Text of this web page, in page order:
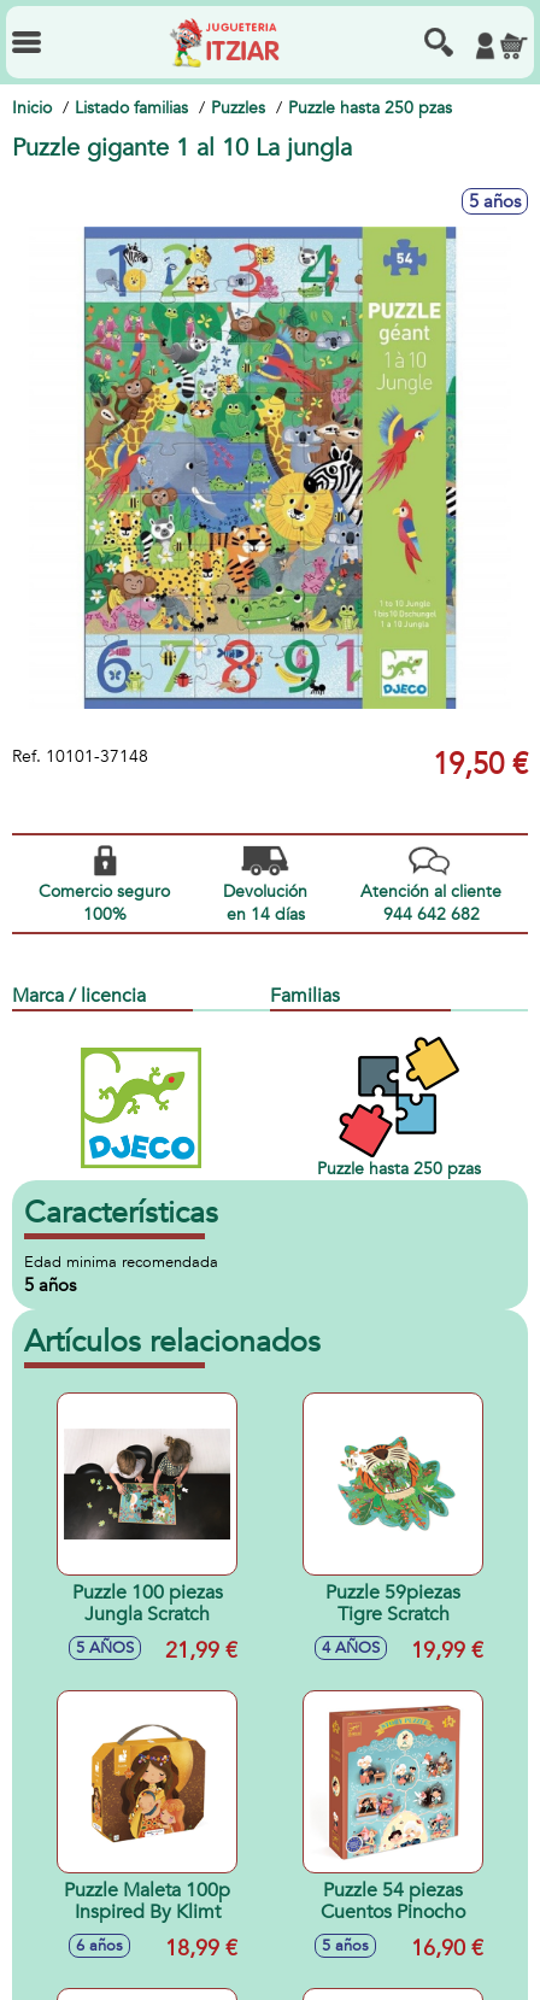
Inicio Listado familias Puzzles Puzzle hasta 250 pzas
Puzzle gigante 1 al 10 La jungla
5 años
Ref. 10101-37148 19,50 €
Comercio seguro
100%
Devolución
en 14 días
Atención al cliente
944 642 682
Marca / licencia Familias
Puzzle hasta 250 pzas
Características
Edad minima recomendada
5 años
Artículos relacionados
Puzzle 100 piezas
Jungla Scratch
5 AÑOS 21,99 €
Puzzle 59piezas
Tigre Scratch
4 AÑOS 19,99 €
Puzzle Maleta 100p
Inspired By Klimt
6 años 18,99 €
Puzzle 54 piezas
Cuentos Pinocho
5 años 16,90 €